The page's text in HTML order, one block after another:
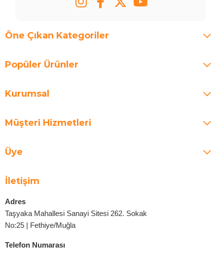
Öne Çıkan Kategoriler
Popüler Ürünler
Kurumsal
Müşteri Hizmetleri
Üye
İletişim
Adres
Taşyaka Mahallesi Sanayi Sitesi 262. Sokak
No:25 | Fethiye/Muğla
Telefon Numarası